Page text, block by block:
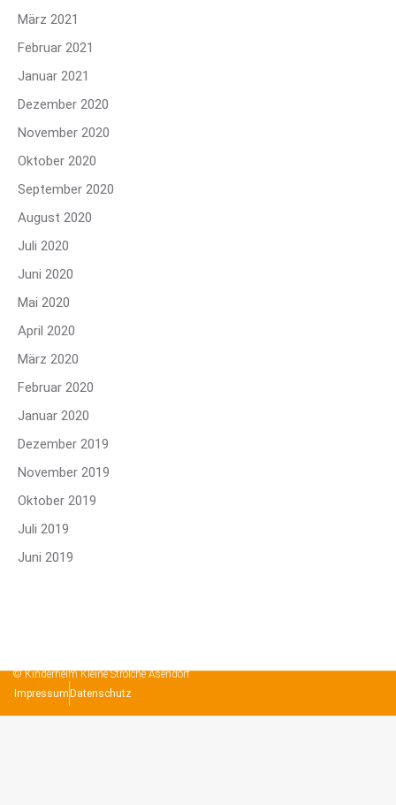
März 2021
Februar 2021
Januar 2021
Dezember 2020
November 2020
Oktober 2020
September 2020
August 2020
Juli 2020
Juni 2020
Mai 2020
April 2020
März 2020
Februar 2020
Januar 2020
Dezember 2019
November 2019
Oktober 2019
Juli 2019
Juni 2019
© Kinderheim Kleine Strolche Asendorf
ImpressumDatenschutz